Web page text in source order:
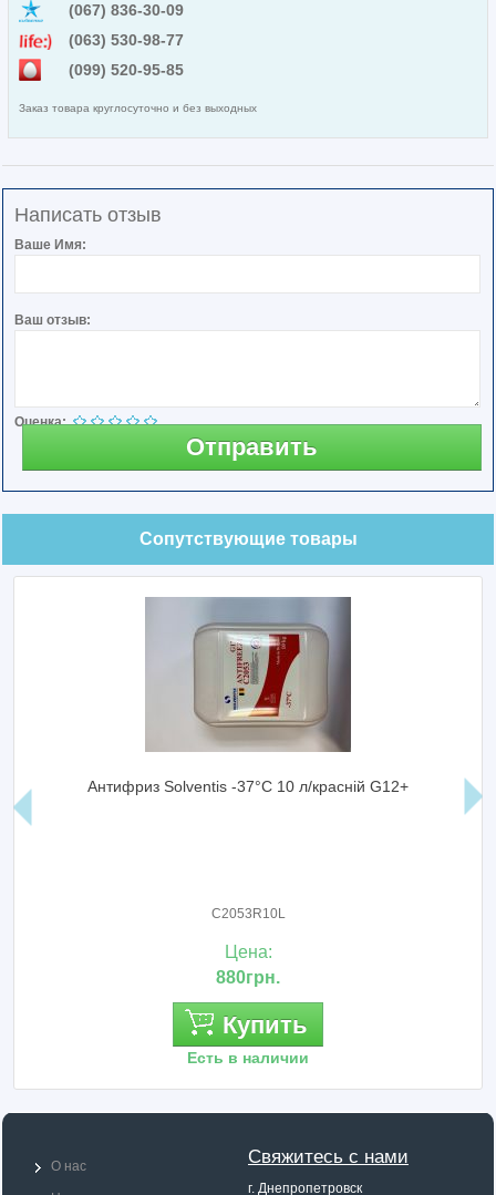
(067) 836-30-09
(063) 530-98-77
(099) 520-95-85
Заказ товара круглосуточно и без выходных
Написать отзыв
Ваше Имя:
Ваш отзыв:
Оценка:
Отправить
Сопутствующие товары
Антифриз Solventis -37°C 10 л/красній G12+
C2053R10L
Цена:
880грн.
Купить
Есть в наличии
Свяжитесь с нами
г. Днепропетровск
О нас